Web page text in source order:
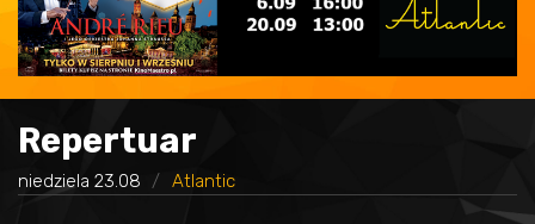
Repertuar
niedziela 23.08 Atlantic